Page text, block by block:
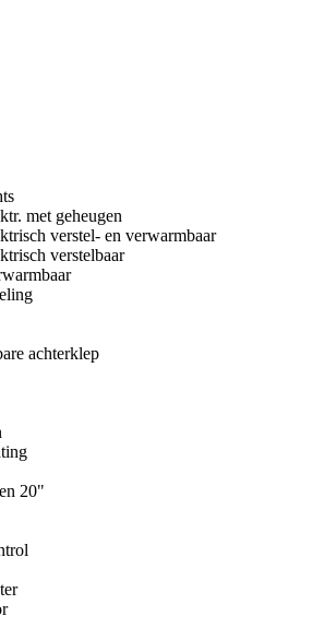
met geheugen
verstel- en verwarmbaar
verstelbaar
achterklep
20"